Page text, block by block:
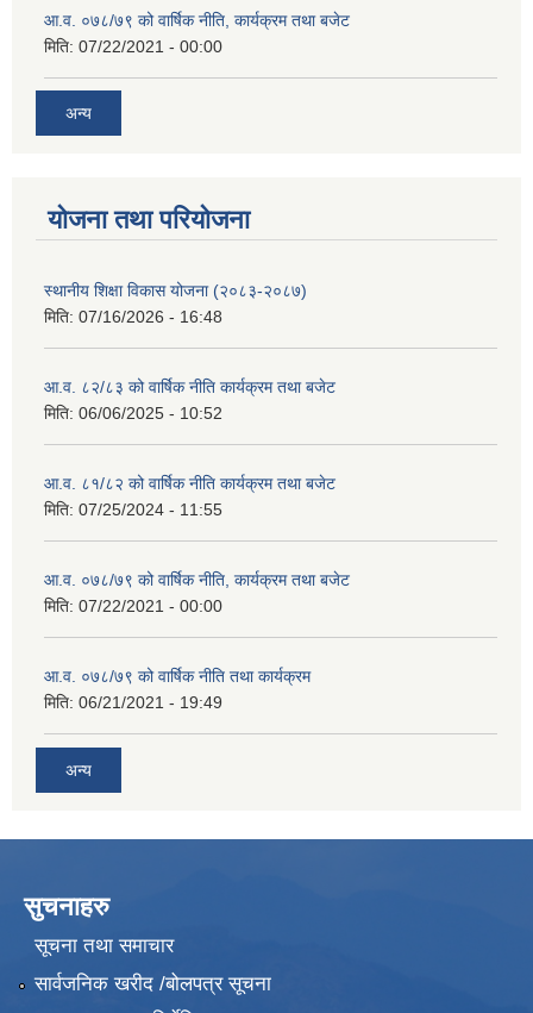
आ.व. ०७८/७९ को वार्षिक नीति, कार्यक्रम तथा बजेट
मिति: 07/22/2021 - 00:00
अन्य
याेजना तथा परियाेजना
स्थानीय शिक्षा विकास योजना (२०८३-२०८७)
मिति: 07/16/2026 - 16:48
आ.व. ८२/८३ को वार्षिक नीति कार्यक्रम तथा बजेट
मिति: 06/06/2025 - 10:52
आ.व. ८१/८२ को वार्षिक नीति कार्यक्रम तथा बजेट
मिति: 07/25/2024 - 11:55
आ.व. ०७८/७९ को वार्षिक नीति, कार्यक्रम तथा बजेट
मिति: 07/22/2021 - 00:00
आ.व. ०७८/७९ को वार्षिक नीति तथा कार्यक्रम
मिति: 06/21/2021 - 19:49
अन्य
सुचनाहरु
सूचना तथा समाचार
सार्वजनिक खरीद /बोलपत्र सूचना